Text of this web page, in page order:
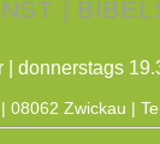
|
| donnerstags
08062 Zwickau |